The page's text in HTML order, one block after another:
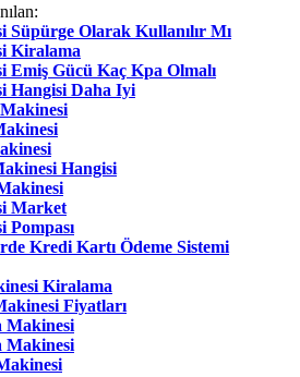
Süpürge Olarak Kullanılır Mı
Kiralama
Emiş Gücü Kaç Kpa Olmalı
Hangisi Daha Iyi
Hangisi
Market
Pompası
Kredi Kartı Ödeme Sistemi
Kiralama
Fiyatları
Makinesi
Makinesi